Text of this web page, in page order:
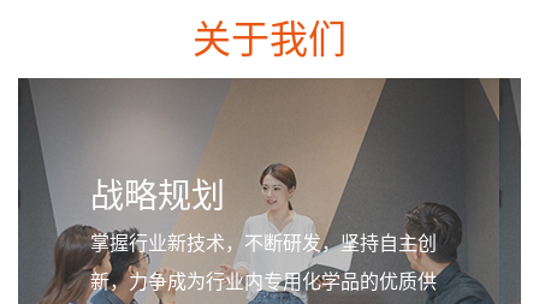
关于我们
战略规划
掌握行业新技术，不断研发，坚持自主创
新，力争成为行业内专用化学品的优质供